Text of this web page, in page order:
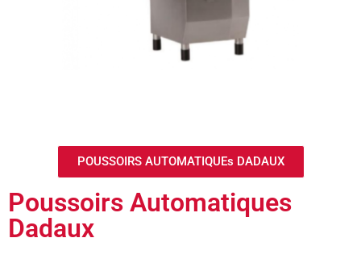
POUSSOIRS AUTOMATIQUEs DADAUX
Poussoirs Automatiques
Dadaux